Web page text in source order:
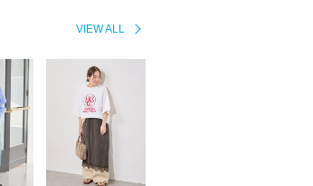
VIEW ALL